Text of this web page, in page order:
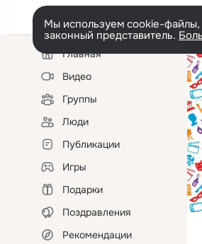
Мы используем cookie-файлы,
законный представитель.
Левая
колонкаГлавная
Видео
Группы
Люди
Публикации
Игры
Подарки
Поздравления
Рекомендации